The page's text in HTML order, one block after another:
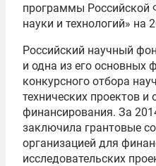
программы Российской
науки и технологий» на
Российский научный
и одна из его основных
конкурсного отбора
технических проектов и
финансирования. За
заключила грантовые
организацией для
исследовательских